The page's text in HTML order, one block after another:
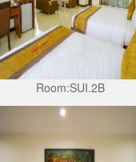
Room:SUI.2B